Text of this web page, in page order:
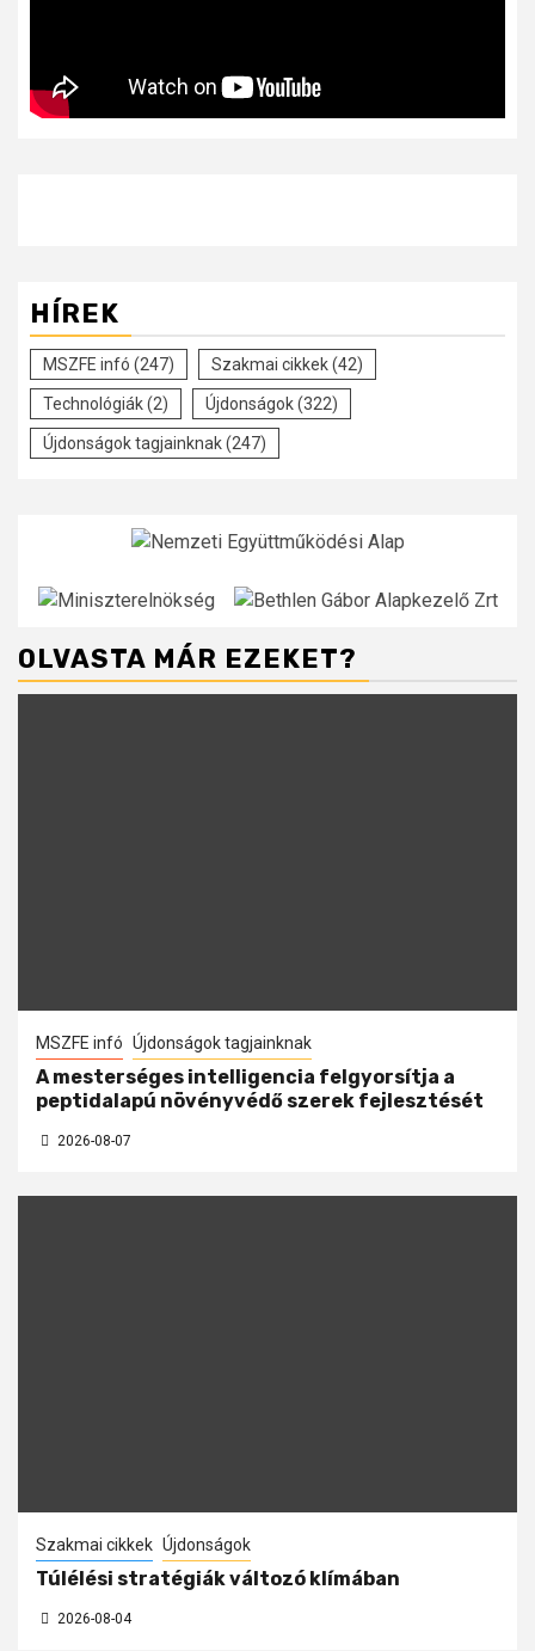
HÍREK
MSZFE infó (247) Szakmai cikkek(42)
Technológiák(2) Újdonságok(322)
Újdonságok tagjainknak(247)
OLVASTA MÁR EZEKET?
MSZFE infó Újdonságok tagjainknak
A mesterséges intelligencia felgyorsítja a
peptidalapú növényvédő szerek fejlesztését
2026-08-07
Szakmai cikkek Újdonságok
Túlélési stratégiák változó klímában
2026-08-04